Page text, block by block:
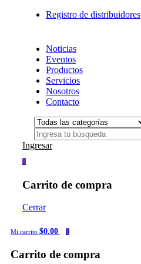
Registro de distribuidores
Noticias
Eventos
Productos
Servicios
Nosotros
Contacto
Ingresar
0
Carrito de compra
Cerrar
Mi carrito $0.00 0
Carrito de compra